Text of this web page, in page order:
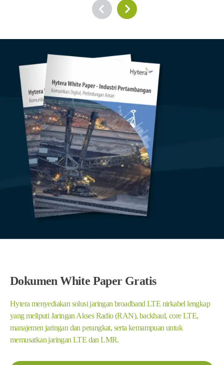
Dokumen White Paper Gratis
Hytera menyediakan solusi jaringan broadband LTE nirkabel lengkap
yang meliputi Jaringan Akses Radio (RAN), backhaul, core LTE,
manajemen jaringan dan perangkat, serta kemampuan untuk
memusatkan jaringan LTE dan LMR.